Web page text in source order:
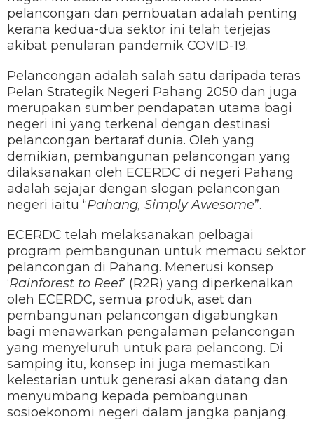
pelancongan dan pembuatan adalah penting
kerana kedua-dua sektor ini telah terjejas
akibat penularan pandemik COVID-19.
Pelancongan adalah salah satu daripada teras
Pelan Strategik Negeri Pahang 2050 dan juga
merupakan sumber pendapatan utama bagi
negeri ini yang terkenal dengan destinasi
pelancongan bertaraf dunia. Oleh yang
demikian, pembangunan pelancongan yang
dilaksanakan oleh ECERDC di negeri Pahang
adalah sejajar dengan slogan pelancongan
negeri iaitu “Pahang, Simply Awesome”.
ECERDC telah melaksanakan pelbagai
program pembangunan untuk memacu sektor
pelancongan di Pahang. Menerusi konsep
‘Rainforest to Reef’ (R2R) yang diperkenalkan
oleh ECERDC, semua produk, aset dan
pembangunan pelancongan digabungkan
bagi menawarkan pengalaman pelancongan
yang menyeluruh untuk para pelancong. Di
samping itu, konsep ini juga memastikan
kelestarian untuk generasi akan datang dan
menyumbang kepada pembangunan
sosioekonomi negeri dalam jangka panjang.